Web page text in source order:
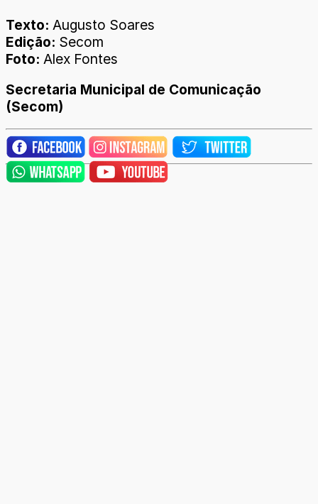
Texto: Augusto Soares
Edição: Secom
Foto: Alex Fontes
Secretaria Municipal de Comunicação
(Secom)